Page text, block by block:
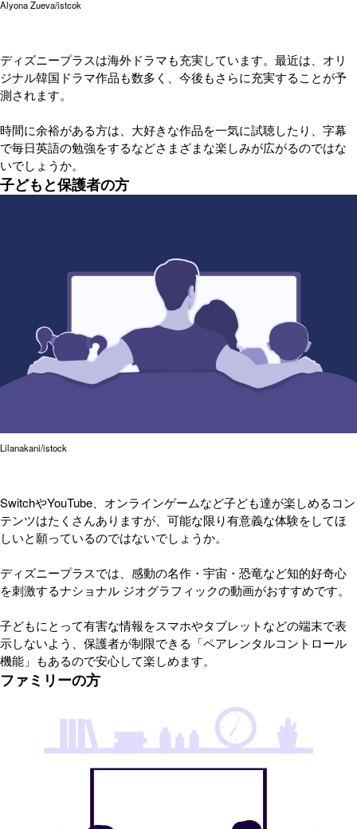
Alyona Zueva/istcok
ディズニープラスは海外ドラマも充実しています。最近は、オリ
ジナル韓国ドラマ作品も数多く、今後もさらに充実することが予
測されます。
時間に余裕がある方は、大好きな作品を一気に試聴したり、字幕
で毎日英語の勉強をするなどさまざまな楽しみが広がるのではな
いでしょうか。
子どもと保護者の方
Lilanakani/istock
SwitchやYouTube、オンラインゲームなど子ども達が楽しめるコン
テンツはたくさんありますが、可能な限り有意義な体験をしてほ
しいと願っているのではないでしょうか。
ディズニープラスでは、感動の名作・宇宙・恐竜など知的好奇心
を刺激するナショナル ジオグラフィックの動画がおすすめです。
子どもにとって有害な情報をスマホやタブレットなどの端末で表
示しないよう、保護者が制限できる「ペアレンタルコントロール
機能」もあるので安心して楽しめます。
ファミリーの方